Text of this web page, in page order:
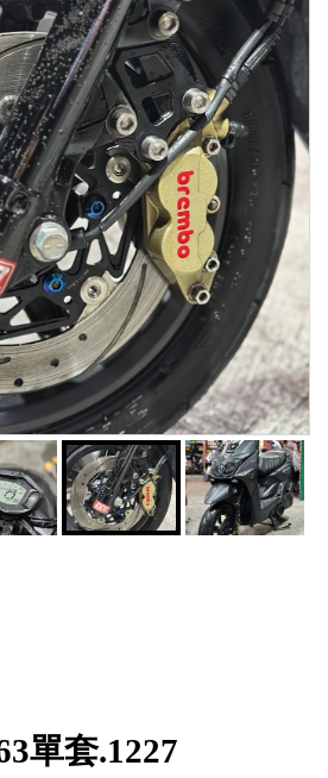
單套.1227